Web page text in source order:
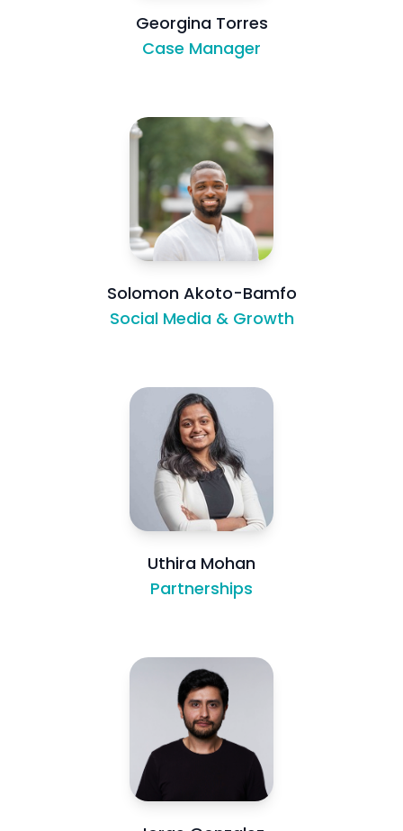
Georgina Torres
Case Manager
Solomon Akoto-Bamfo
Social Media & Growth
Uthira Mohan
Partnerships